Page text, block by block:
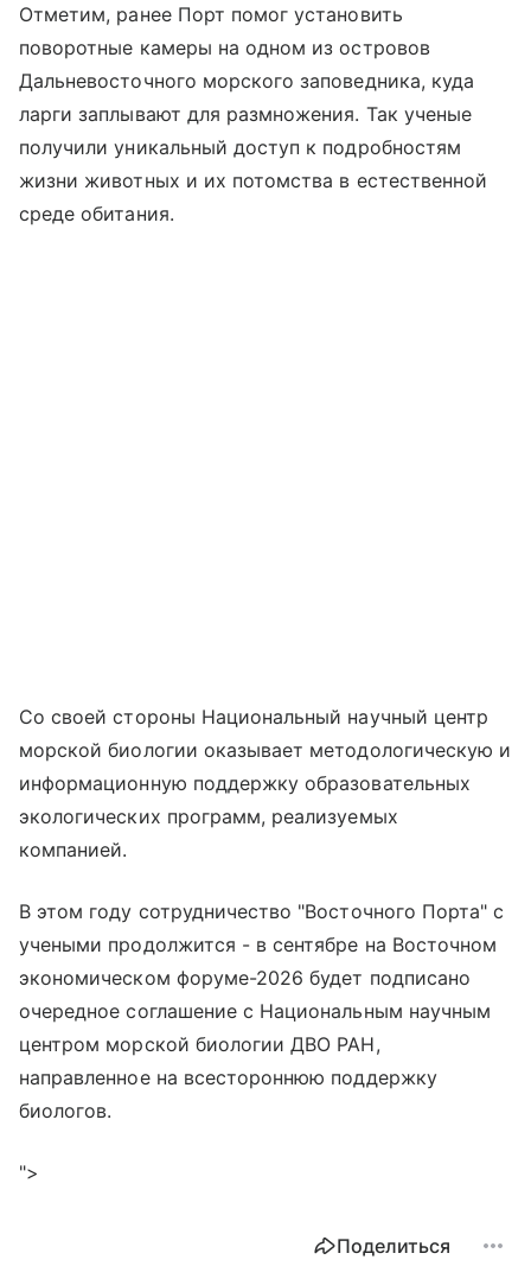
Отметим, ранее Порт помог установить
поворотные камеры на одном из островов
Дальневосточного морского заповедника, куда
ларги заплывают для размножения. Так ученые
получили уникальный доступ к подробностям
жизни животных и их потомства в естественной
среде обитания.
Со своей стороны Национальный научный центр
морской биологии оказывает методологическую и
информационную поддержку образовательных
экологических программ, реализуемых
компанией.
В этом году сотрудничество "Восточного Порта" с
учеными продолжится - в сентябре на Восточном
экономическом форуме-2026 будет подписано
очередное соглашение с Национальным научным
центром морской биологии ДВО РАН,
направленное на всестороннюю поддержку
биологов.
">
Поделиться